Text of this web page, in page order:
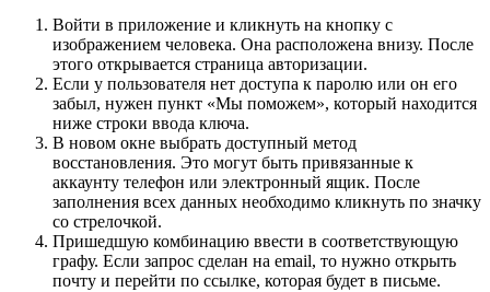
Войти в приложение и кликнуть на кнопку с
изображением человека. Она расположена внизу. После
этого открывается страница авторизации.
Если у пользователя нет доступа к паролю или он его
забыл, нужен пункт «Мы поможем», который находится
ниже строки ввода ключа.
В новом окне выбрать доступный метод
восстановления. Это могут быть привязанные к
аккаунту телефон или электронный ящик. После
заполнения всех данных необходимо кликнуть по значку
со стрелочкой.
Пришедшую комбинацию ввести в соответствующую
графу. Если запрос сделан на email, то нужно открыть
почту и перейти по ссылке, которая будет в письме.